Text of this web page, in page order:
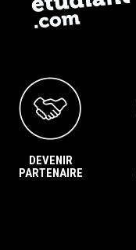
DEVENIR
PARTENAIRE